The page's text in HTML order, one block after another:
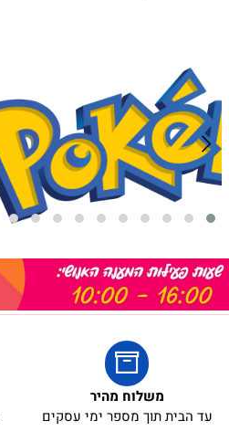
משלוח מהיר
עד הבית תוך מספר ימי עסקים